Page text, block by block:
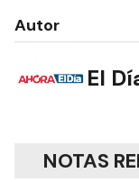
Autor
El
NOTAS